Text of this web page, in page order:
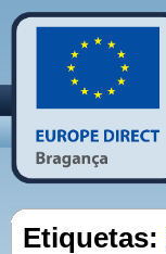
Etiquetas: